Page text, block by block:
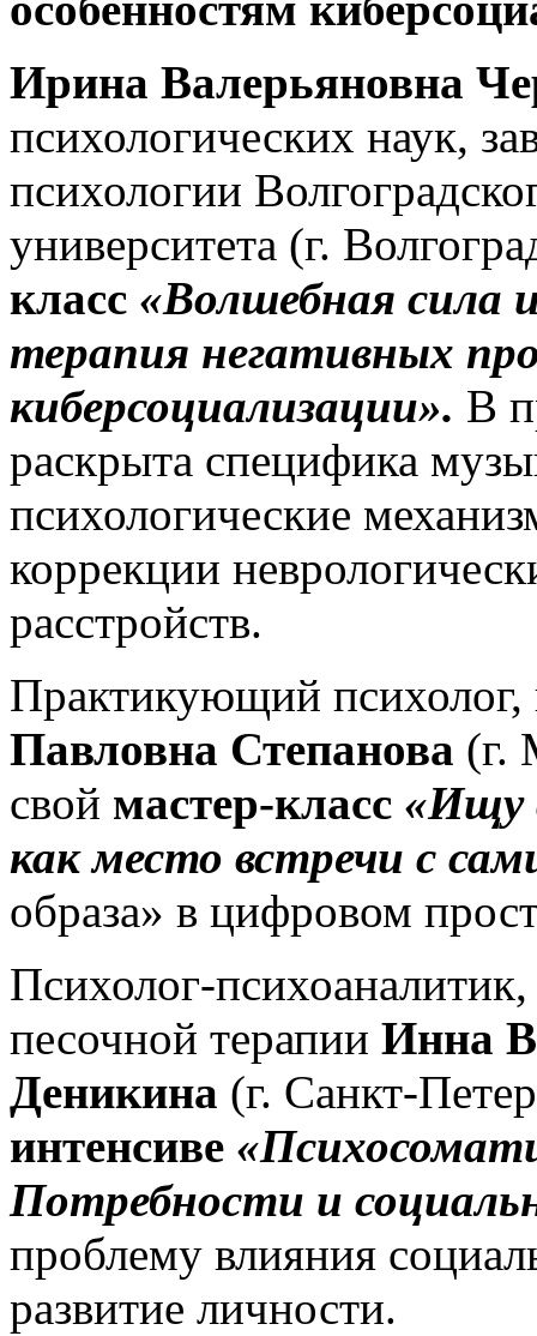
Ирина Валерьяновна
психологических наук,
психологии
университета (г.
класс «Волшебная сила
терапия негативных
киберсоциализации». В
раскрыта специфика
психологические
коррекции
расстройств.
Практикующий психолог,
Павловна Степанова (г.
свой мастер-класс «Ищу
как место встречи с
образа» в цифровом
Психолог-
песочной терапии Инна
Деникина (г. Санкт-
интенсиве
Потребности и
проблему влияния
развитие личности.